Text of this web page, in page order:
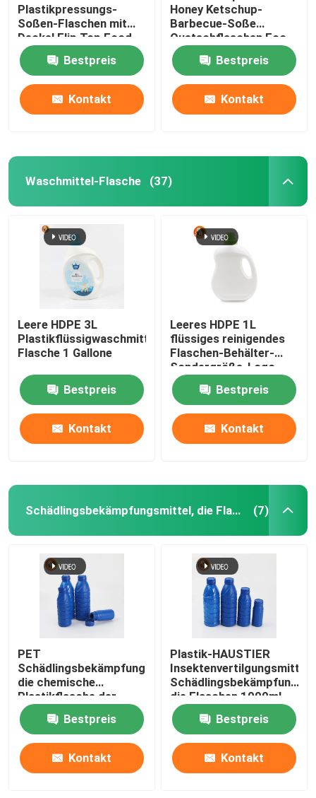
Plastikpressungs-
Soßen-Flaschen mit
Deckel Flip Top Food
Grade
Bestpreis
Kontakt
Honey Ketschup-
Barbecue-Soße
Quetschflaschen Eco
freundlich
Bestpreis
Kontakt
Waschmittel-Flasche (37)
Leere HDPE 3L
Plastikflüssigwaschmittel-
Flasche 1 Gallone
Bestpreis
Kontakt
Leeres HDPE 1L
flüssiges reinigendes
Flaschen-Behälter-
Sondergröße-Logo
Bestpreis
Kontakt
Schädlingsbekämpfungsmittel, die Flaschen verpacken (7)
PET
Schädlingsbekämpfungsmittel,
die chemische
Plastikflasche der
Flaschen-100ml 200ml
500ml 1000ml
verpacken
Bestpreis
Kontakt
Plastik-HAUSTIER
Insektenvertilgungsmittel-
die Flaschen 1000ml
verpacken
Bestpreis
Kontakt